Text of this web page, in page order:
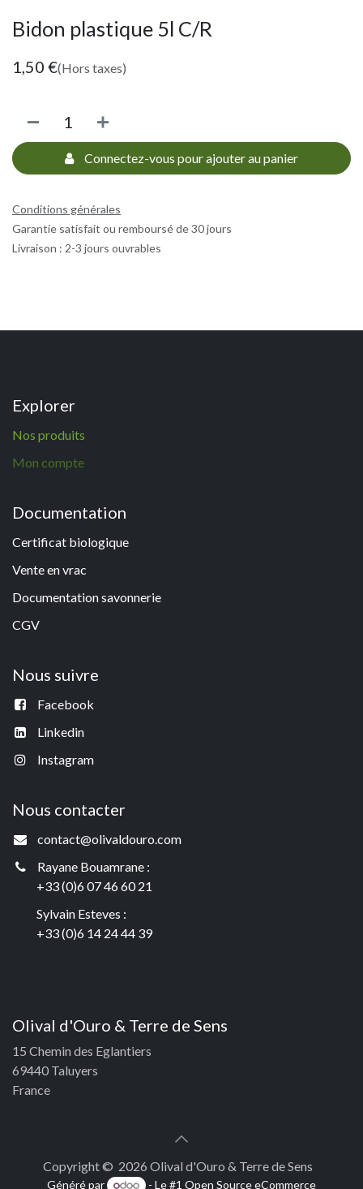
Bidon plastique 5l C/R
1,50 €(Hors taxes)
Connectez-vous pour ajouter au panier
Conditions générales
Garantie satisfait ou remboursé de 30 jours
Livraison : 2-3 jours ouvrables
Explorer
Nos produits
Mon compte
Documentation
Certificat biologique
Vente en vrac
Documentation savonnerie
CGV
Nous suivre
Facebook
Linkedin
Instagram
Nous contacter
contact@olivaldouro.com
Rayane Bouamrane :
+33 (0)6 07 46 60 21
Sylvain Esteves :
+33 (0)6 14 24 44 39
Olival d'Ouro & Terre de Sens
15 Chemin des Eglantiers
69440 Taluyers
France
Copyright © 2026 Olival d'Ouro & Terre de Sens
Généré par - Le #1Open Source eCommerce